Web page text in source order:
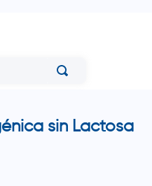
sin Lactosa